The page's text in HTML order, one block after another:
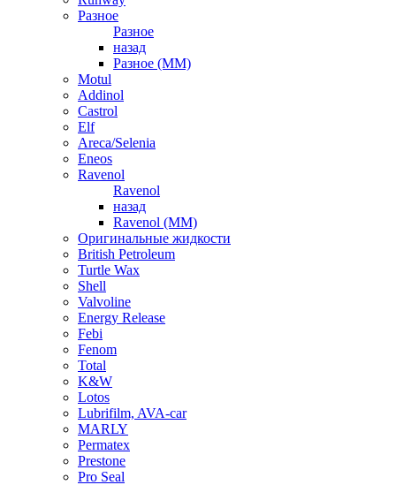
Разное
Разное
назад
Разное (ММ)
Motul
Addinol
Castrol
Elf
Areca/Selenia
Eneos
Ravenol
Ravenol
назад
Ravenol (ММ)
Оригинальные жидкости
British Petroleum
Turtle Wax
Shell
Valvoline
Energy Release
Febi
Fenom
Total
K&W
Lotos
Lubrifilm, AVA-car
MARLY
Permatex
Prestone
Pro Seal